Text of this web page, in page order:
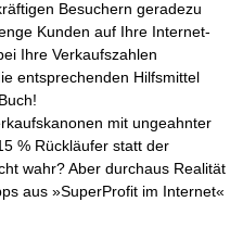
Besuchern geradezu
Kunden auf Ihre Internet-
Ihre Verkaufszahlen
entsprechenden Hilfsmittel
mit ungeahnter
% Rückläufer statt der
wahr? Aber durchaus Realität
aus »SuperProfit im Internet«